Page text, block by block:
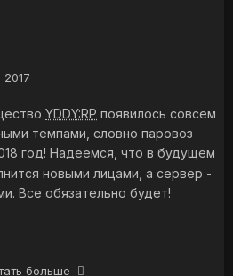
2017
YDDY:RP появилось совсем
темпами, словно паровоз
год! Надеемся, что в будущем
новыми лицами, а сервер -
Все обязательно будет!
сообщества:
больше